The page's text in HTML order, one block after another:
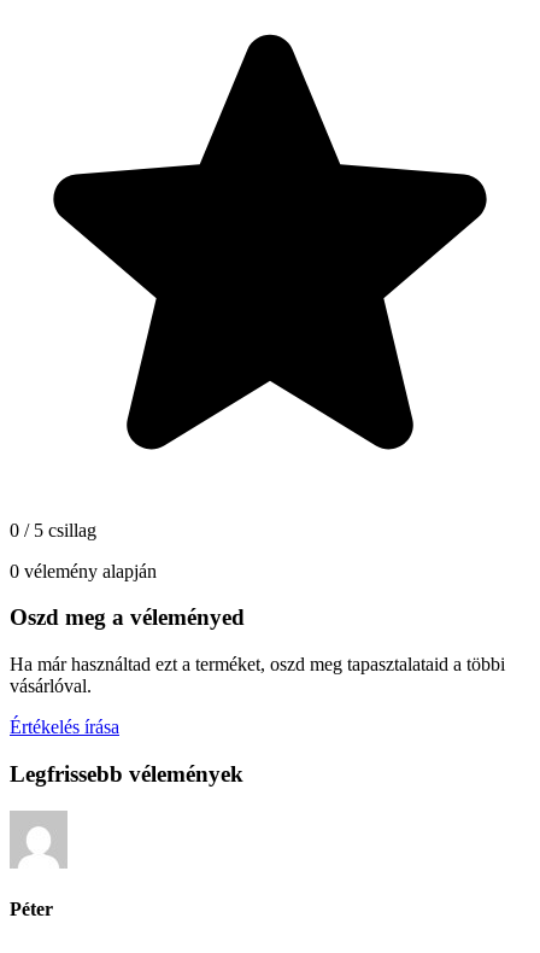
0 / 5 csillag
0 vélemény alapján
Oszd meg a véleményed
Ha már használtad ezt a terméket, oszd meg tapasztalataid a többi
vásárlóval.
Értékelés írása
Legfrissebb vélemények
Péter